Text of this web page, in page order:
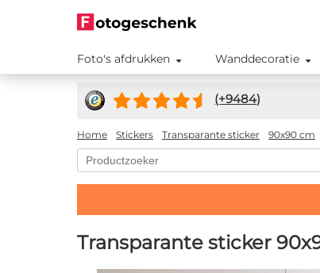
Foto's afdrukken Wanddecoratie
(+9484)
Home Stickers Transparante sticker 90x90 cm
Transparante sticker